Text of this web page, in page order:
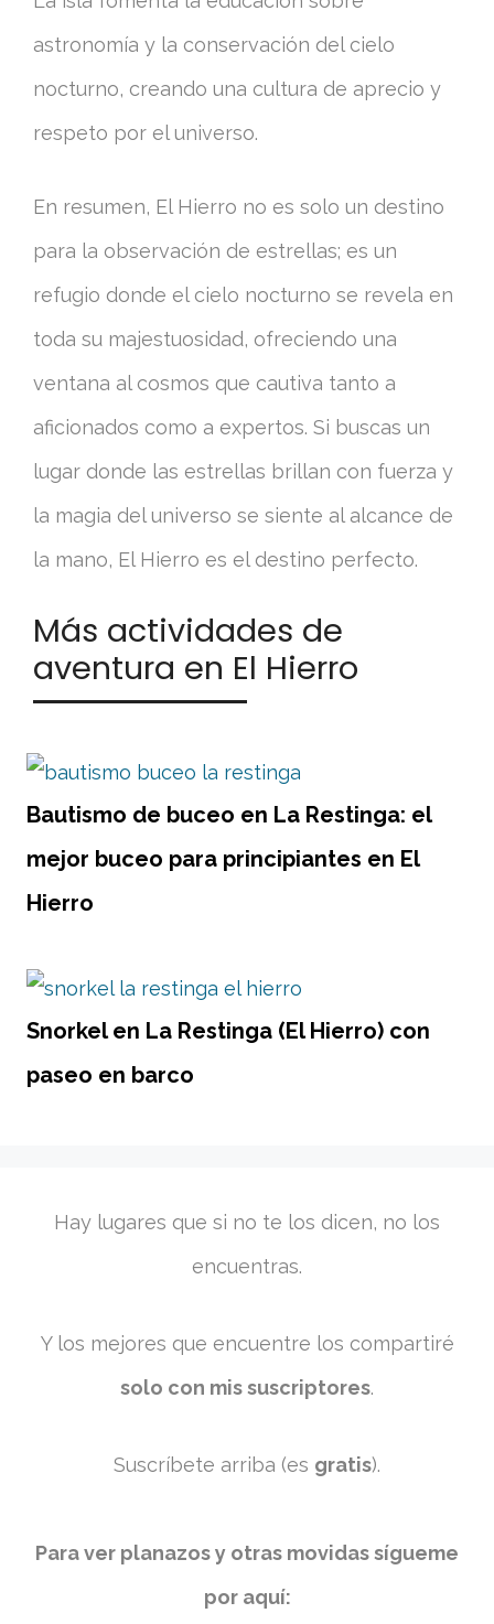
astronomía y la conservación del cielo
nocturno, creando una cultura de aprecio y
respeto por el universo.
En resumen, El Hierro no es solo un destino
para la observación de estrellas; es un
refugio donde el cielo nocturno se revela en
toda su majestuosidad, ofreciendo una
ventana al cosmos que cautiva tanto a
aficionados como a expertos. Si buscas un
lugar donde las estrellas brillan con fuerza y
la magia del universo se siente al alcance de
la mano, El Hierro es el destino perfecto.
Más actividades de
aventura en El Hierro
Bautismo de buceo en La Restinga: el
mejor buceo para principiantes en El
Hierro
Snorkel en La Restinga (El Hierro) con
paseo en barco
Hay lugares que si no te los dicen, no los
encuentras.
Y los mejores que encuentre los compartiré
solo con mis suscriptores.
Suscríbete arriba (es gratis).
Para ver planazos y otras movidas sígueme
por aquí: